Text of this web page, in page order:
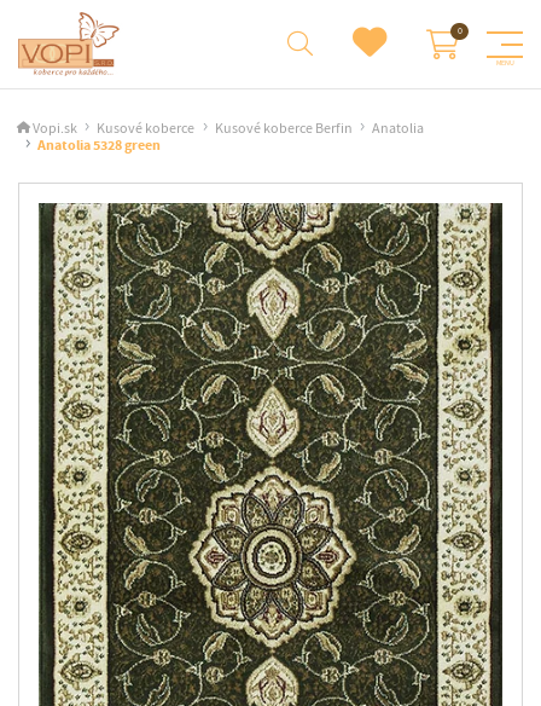
Vopi.sk Kusové koberce Kusové koberce Berfin
Anatolia
Anatolia 5328 green